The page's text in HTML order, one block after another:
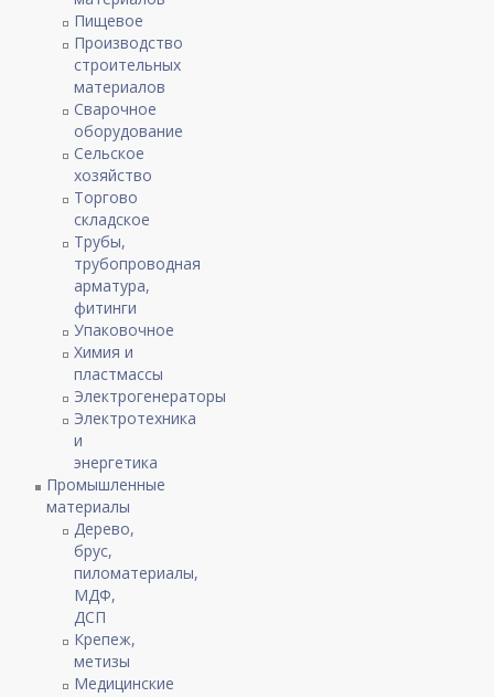
Пищевое
Производство
строительных
материалов
Сварочное
оборудование
Сельское
хозяйство
Торгово
складское
Трубы,
трубопроводная
арматура,
фитинги
Упаковочное
Химия и
пластмассы
Электрогенераторы
Электротехника
и
энергетика
Промышленные
материалы
Дерево,
брус,
пиломатериалы,
МДФ,
ДСП
Крепеж,
метизы
Медицинские